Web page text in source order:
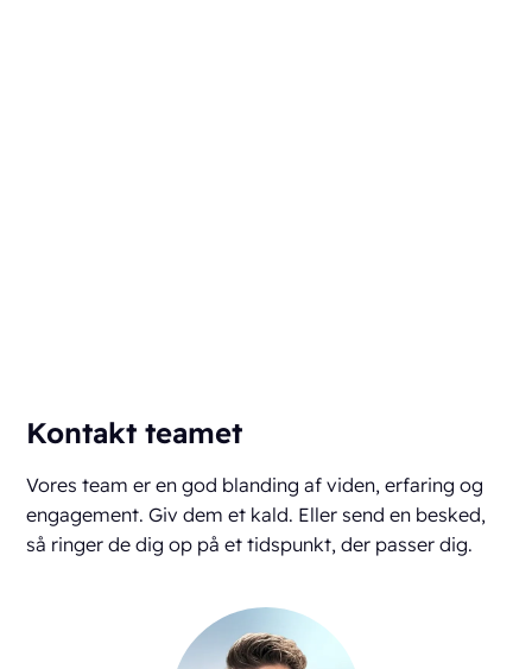
Kontakt teamet
Vores team er en god blanding af viden, erfaring og
engagement. Giv dem et kald. Eller send en besked,
så ringer de dig op på et tidspunkt, der passer dig.